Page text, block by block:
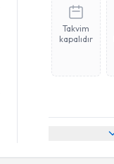
Takvim
kapalıdır